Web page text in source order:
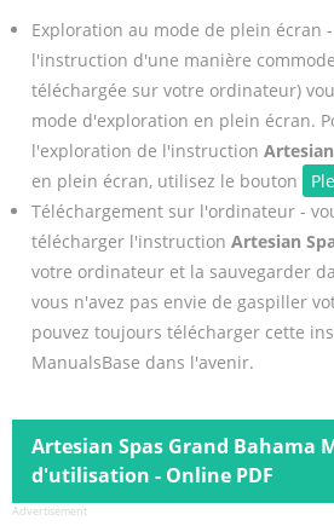
Exploration au mode de plein écran
l'instruction d'une manière
téléchargée sur votre ordinateur)
mode d'exploration en plein écran.
l'exploration de l'instruction
en plein écran, utilisez le bouton
Téléchargement sur l'ordinateur -
télécharger l'instruction Artesian
votre ordinateur et la sauvegarder
vous n'avez pas envie de gaspiller
pouvez toujours télécharger cette
ManualsBase dans l'avenir.
Artesian Spas Grand Bahama
d'utilisation - Online PDF
Advertisement